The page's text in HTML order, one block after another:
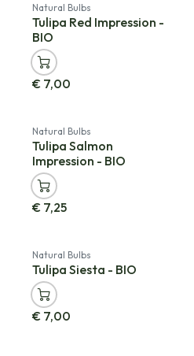
Natural Bulbs
Tulipa Red Impression -
BIO
€ 7,00
Natural Bulbs
Tulipa Salmon
Impression - BIO
€ 7,25
Natural Bulbs
Tulipa Siesta - BIO
€ 7,00